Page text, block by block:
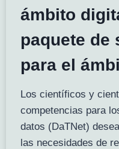
ámbito
paquete de
para el
Los científicos y
competencias para
datos (DaTNet)
las necesidades de